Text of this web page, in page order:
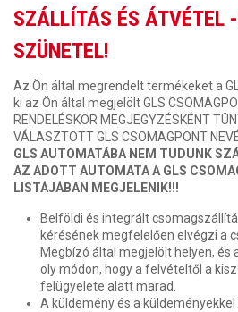
SZÁLLÍTÁS ÉS ÁTVÉTEL
SZÜNETEL!
Az Ön által megrendelt termékeket a
ki az Ön által megjelölt GLS
RENDELÉSKOR MEGJEGYZÉSKÉNT
VÁLASZTOTT GLS CSOMAGPONT
GLS AUTOMATÁBA NEM TUDUNK
AZ ADOTT AUTOMATA A GLS
LISTÁJÁBAN MEGJELENIK!!!
Belföldi és integrált
kérésének megfelelően elvégzi a
Megbízó által megjelölt helyen, és
oly módon, hogy a felvételtől a
felügyelete alatt marad.
A küldemény és a